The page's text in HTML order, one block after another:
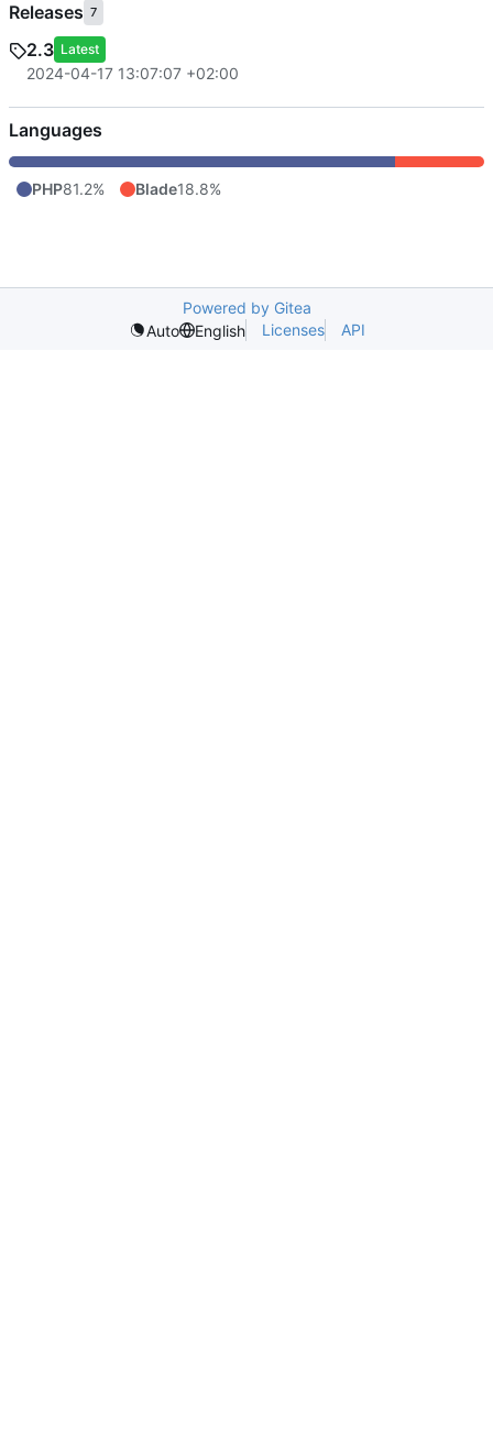
Releases 7
2.3 Latest
2024-04-17 13:07:07 +02:00
Languages
PHP81.2% Blade18.8%
Powered by Gitea
Auto
English Licenses API